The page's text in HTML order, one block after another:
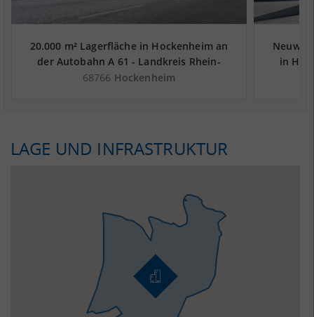
20.000 m² Lagerfläche in Hockenheim an
der Autobahn A 61 - Landkreis Rhein-
Neckar-Kreis
68766 Hockenheim
in
LAGE UND INFRASTRUKTUR